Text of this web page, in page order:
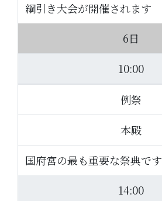
綱引き大会が開催されます
6日
10:00
例祭
本殿
国府宮の最も重要な祭典です
14:00